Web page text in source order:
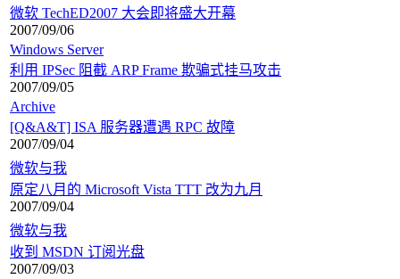
微软 TechED2007 大会即将盛大开幕
2007/09/06
Windows Server
利用 IPSec 阻截 ARP Frame 欺骗式挂马攻击
2007/09/05
Archive
[Q&A&T] ISA 服务器遭遇 RPC 故障
2007/09/04
微软与我
原定八月的 Microsoft Vista TTT 改为九月
2007/09/04
微软与我
收到 MSDN 订阅光盘
2007/09/03